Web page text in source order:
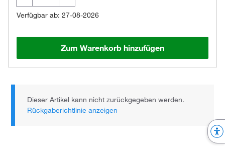
Verfügbar ab: 27-08-2026
Zum Warenkorb hinzufügen
Dieser Artikel kann nicht zurückgegeben werden.
Rückgaberichtlinie anzeigen